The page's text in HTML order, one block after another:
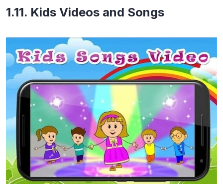
1.11. Kids Videos and Songs